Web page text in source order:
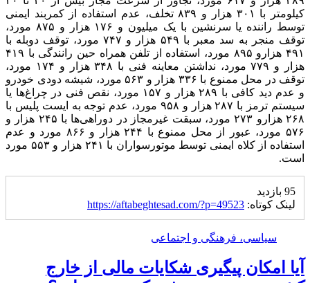
کیلومتر با ۳۰۱ هزار و ۸۳۹ تخلف، عدم استفاده از کمربند ایمنی
توسط راننده یا سرنشین با یک میلیون و ۱۷۶ هزار و ۸۷۵ مورد،
توقف منجر به سد معبر با ۵۴۹ هزار و ۷۴۷ مورد، توقف دوبله با
۴۹۱ هزارو ۸۹۵ مورد، استفاده از تلفن همراه حین رانندگی با ۴۱۹
هزار و ۷۷۹ مورد، نداشتن معاینه فنی با ۳۴۸ هزار و ۱۷۴ مورد،
توقف در محل ممنوع با ۳۳۶ هزار و ۵۶۳ مورد، شیشه دودی خودرو
و عدم دید کافی با ۲۸۹ هزار و ۱۵۷ مورد، نقص فنی در چراغ‌ها یا
سیستم ترمز با ۲۸۷ هزار و ۹۵۸ مورد، عدم توجه به ایست پلیس با
۲۶۸ هزارو ۲۷۳ مورد، سبقت غیرمجاز در دوراهی‌ها با ۲۴۵ هزار و
۵۷۶ مورد، عبور از محل ممنوع با ۲۴۴ هزار و ۸۶۶ مورد و عدم
استفاده از کلاه ایمنی توسط موتورسواران با ۲۴۱ هزار و ۵۵۳ مورد
است.
95 بازدید
لینک کوتاه: https://aftabeghtesad.com/?p=49523
سیاسی، فرهنگی و اجتماعی
آیا امکان پیگیری شکایات مالی از خارج